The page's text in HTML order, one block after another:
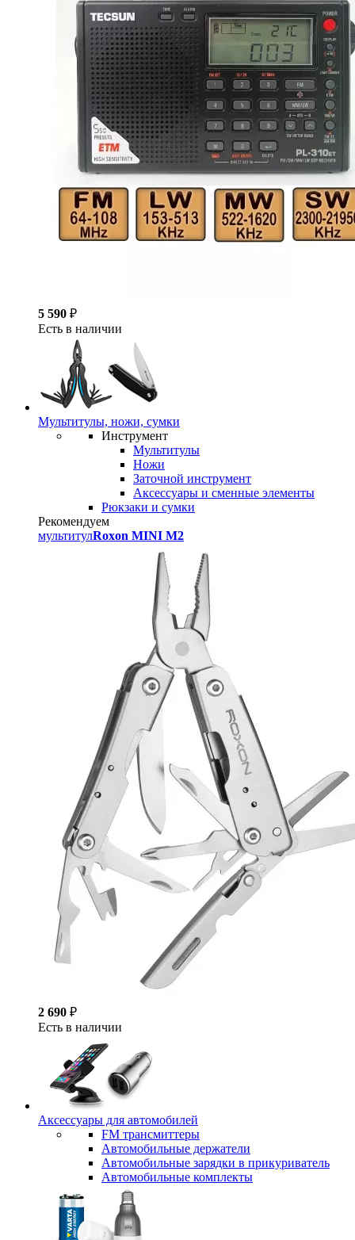
5 590 ₽
Есть в наличии
Мультитулы, ножи, сумки
Инструмент
Мультитулы
Ножи
Заточной инструмент
Аксессуары и сменные элементы
Рюкзаки и сумки
Рекомендуем
мультитулRoxon MINI M2
2 690 ₽
Есть в наличии
Аксессуары для автомобилей
FM трансмиттеры
Автомобильные держатели
Автомобильные зарядки в прикуриватель
Автомобильные комплекты